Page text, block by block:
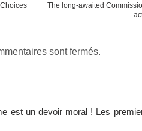
The long-awaited
sont fermés.
est un devoir moral ! Les